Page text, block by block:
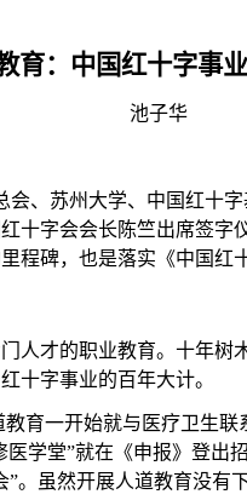
育：中国红十字事
池子华
会、苏州大学、中国红十
十字会会长陈竺出席签字
程碑，也是落实《中国红
人才的职业教育。十年树
十字事业的百年大计。
教育一开始就与医疗卫生
医学堂”就在《申报》登出
”。虽然开展人道教育没有